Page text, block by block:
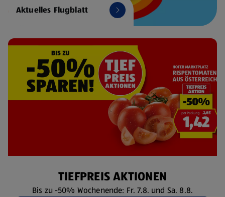
Aktuelles Flugblatt
TIEFPREIS AKTIONEN
Bis zu -50% Wochenende: Fr. 7.8. und Sa. 8.8.